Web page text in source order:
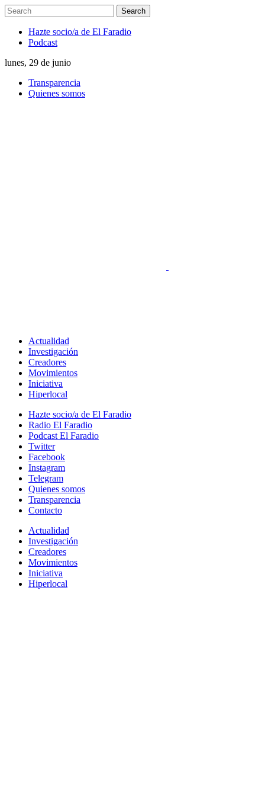
Hazte socio/a de El Faradio
Podcast
lunes, 29 de junio
Transparencia
Quienes somos
Actualidad
Investigación
Creadores
Movimientos
Iniciativa
Hiperlocal
Hazte socio/a de El Faradio
Radio El Faradio
Podcast El Faradio
Twitter
Facebook
Instagram
Telegram
Quienes somos
Transparencia
Contacto
Actualidad
Investigación
Creadores
Movimientos
Iniciativa
Hiperlocal